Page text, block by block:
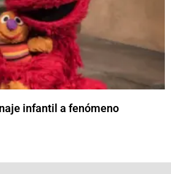
infantil a fenómeno